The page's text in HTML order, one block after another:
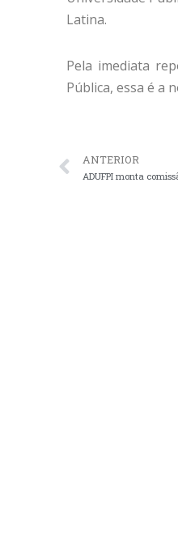
Latina.
Pela imediata
Pública, essa é a
ANTERIOR